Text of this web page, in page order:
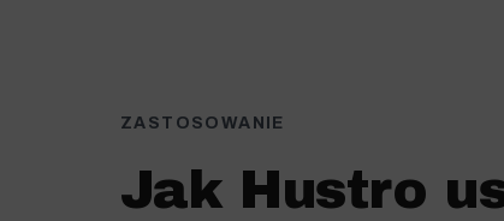
ZASTOSOWANIE
Jak Hustro